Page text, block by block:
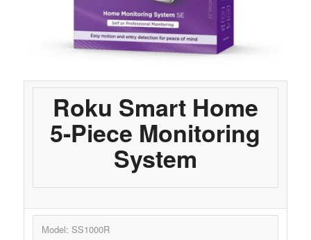
Roku Smart Home
5-Piece Monitoring
System
Model: SS1000R